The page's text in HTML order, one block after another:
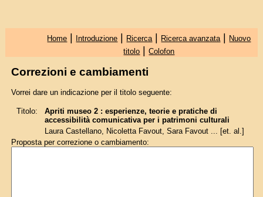
Home | Introduzione | Ricerca | Ricerca avanzata | Nuovo
titolo |Colofon
Correzioni e cambiamenti
Vorrei dare un indicazione per il titolo seguente:
Titolo:
Apriti museo 2 : esperienze, teorie e pratiche di
accessibilità comunicativa per i patrimoni culturali
Laura Castellano, Nicoletta Favout, Sara Favout ... [et. al.]
Proposta per correzione o cambiamento: